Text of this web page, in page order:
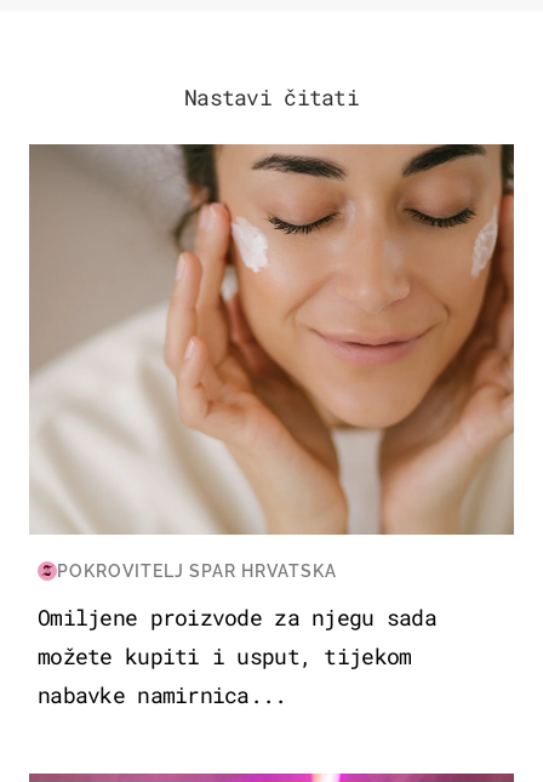
Nastavi čitati
MODA & LJEPOTA
POKROVITELJ SPAR HRVATSKA
Omiljene proizvode za njegu sada
možete kupiti i usput, tijekom
nabavke namirnica...